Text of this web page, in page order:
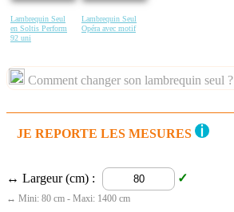
Lambrequin Seul
en Soltis Perform
92 uni
Lambrequin Seul
Opéra avec motif
Comment changer son lambrequin seul ?
JE REPORTE LES MESURES
↔ Largeur (cm) :
↔ Mini: 80 cm - Maxi: 1400 cm